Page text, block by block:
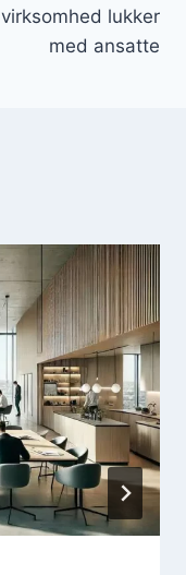
virksomhed lukker
med ansatte